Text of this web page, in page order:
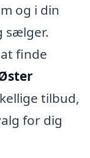
og i din
sælger.
finde
tilbud,
for dig